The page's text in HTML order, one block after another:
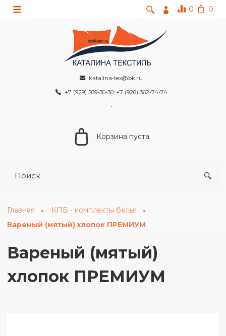
0 0
katalina-tex@bk.ru
+7 (929) 569-30-30; +7 (926) 362-74-74
Корзина пуста
Главная
КПБ - комплекты белья
Вареный (мятый) хлопок ПРЕМИУМ
Вареный (мятый)
хлопок ПРЕМИУМ